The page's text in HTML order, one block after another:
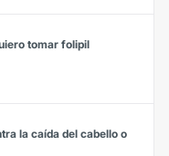
tomar folipil
la caída del cabello o